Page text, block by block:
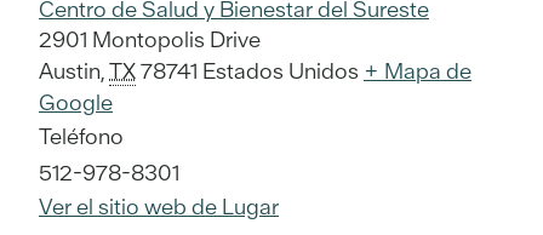
Centro de Salud y Bienestar del Sureste
2901 Montopolis Drive
Austin,TX78741 Estados Unidos + Mapa de
Google
Teléfono
512-978-8301
Ver el sitio web de Lugar